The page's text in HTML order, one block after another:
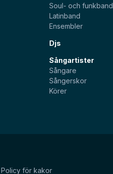
Soul- och funkband
Latinband
Ensembler
Djs
Sångartister
Sångare
Sångerskor
Körer
Policy för kakor